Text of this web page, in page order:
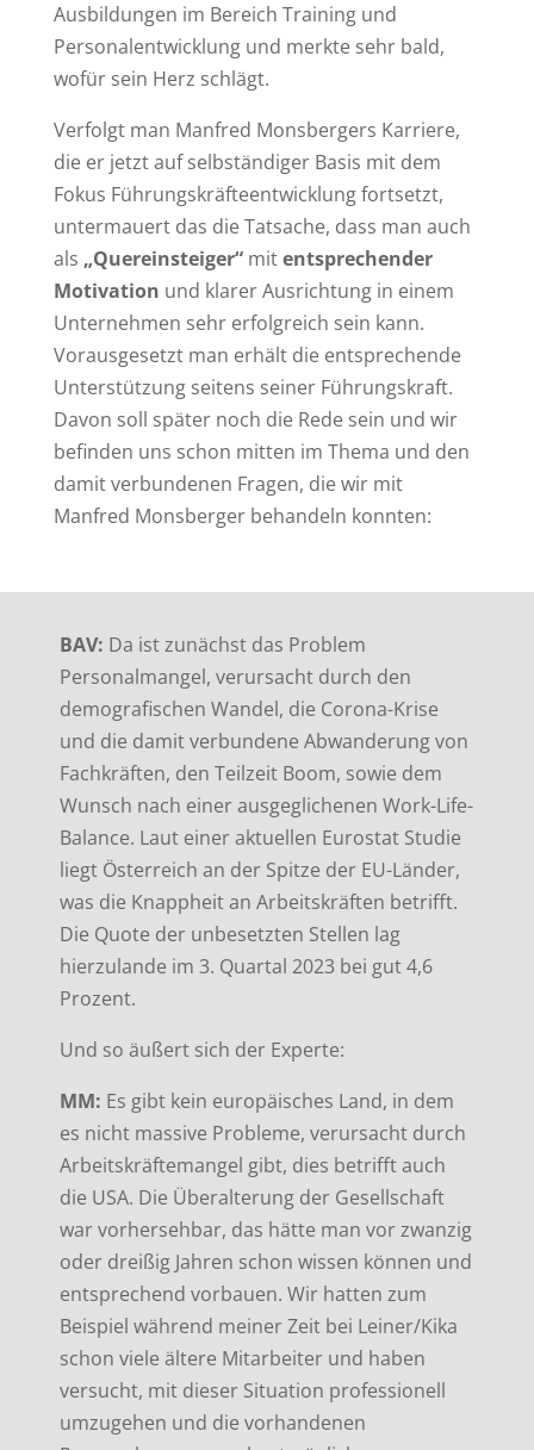
Ausbildungen im Bereich Training und
Personalentwicklung und merkte sehr bald,
wofür sein Herz schlägt.
Verfolgt man Manfred Monsbergers Karriere,
die er jetzt auf selbständiger Basis mit dem
Fokus Führungskräfteentwicklung fortsetzt,
untermauert das die Tatsache, dass man auch
als „Quereinsteiger“mitentsprechender
Motivation und klarer Ausrichtung in einem
Unternehmen sehr erfolgreich sein kann.
Vorausgesetzt man erhält die entsprechende
Unterstützung seitens seiner Führungskraft.
Davon soll später noch die Rede sein und wir
befinden uns schon mitten im Thema und den
damit verbundenen Fragen, die wir mit
Manfred Monsberger behandeln konnten:
BAV: Da ist zunächst das Problem
Personalmangel, verursacht durch den
demografischen Wandel, die Corona-Krise
und die damit verbundene Abwanderung von
Fachkräften, den Teilzeit Boom, sowie dem
Wunsch nach einer ausgeglichenen Work-Life-
Balance. Laut einer aktuellen Eurostat Studie
liegt Österreich an der Spitze der EU-Länder,
was die Knappheit an Arbeitskräften betrifft.
Die Quote der unbesetzten Stellen lag
hierzulande im 3. Quartal 2023 bei gut 4,6
Prozent.
Und so äußert sich der Experte:
MM: Es gibt kein europäisches Land, in dem
es nicht massive Probleme, verursacht durch
Arbeitskräftemangel gibt, dies betrifft auch
die USA. Die Überalterung der Gesellschaft
war vorhersehbar, das hätte man vor zwanzig
oder dreißig Jahren schon wissen können und
entsprechend vorbauen. Wir hatten zum
Beispiel während meiner Zeit bei Leiner/Kika
schon viele ältere Mitarbeiter und haben
versucht, mit dieser Situation professionell
umzugehen und die vorhandenen